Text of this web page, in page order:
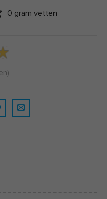
0 gram vetten